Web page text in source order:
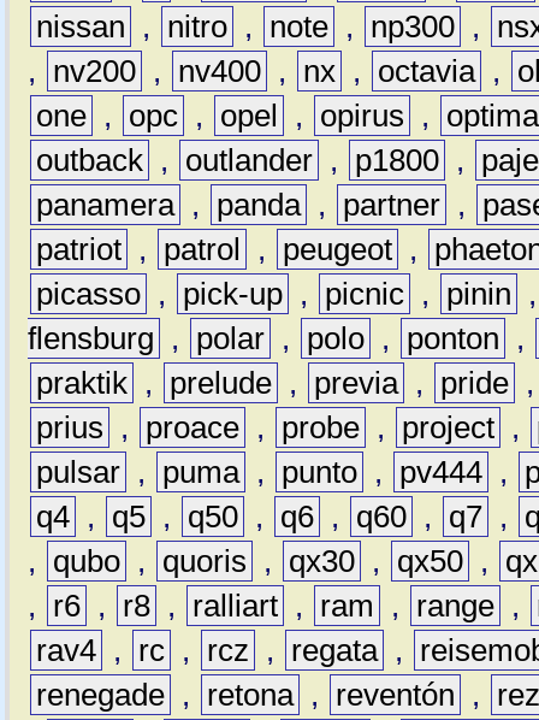
nissan
, nitro , note , np300 ,
,
nv200 , nv400 , nx , octavia ,
one , opc , opel , opirus ,
optima
outback , outlander , p1800 ,
panamera , panda , partner ,
patriot , patrol , peugeot ,
picasso , pick-up , picnic , pinin
flensburg
, polar , polo , ponton
,
praktik , prelude , previa , pride
prius
, proace , probe , project ,
pulsar , puma , punto , pv444 ,
q4 , q5 , q50 , q6 , q60 , q7 ,
,
qubo , quoris , qx30 , qx50 ,
,
r6 , r8 , ralliart , ram , range ,
rav4 , rc , rcz , regata ,
renegade , retona , reventón ,